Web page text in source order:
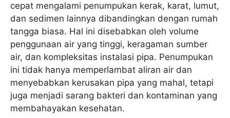
cepat mengalami penumpukan kerak, karat, lumut,
dan sedimen lainnya dibandingkan dengan rumah
tangga biasa. Hal ini disebabkan oleh volume
penggunaan air yang tinggi, keragaman sumber
air, dan kompleksitas instalasi pipa. Penumpukan
ini tidak hanya memperlambat aliran air dan
menyebabkan kerusakan pipa yang mahal, tetapi
juga menjadi sarang bakteri dan kontaminan yang
membahayakan kesehatan.